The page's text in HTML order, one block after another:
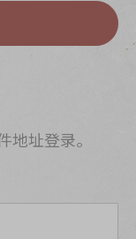
址登录。